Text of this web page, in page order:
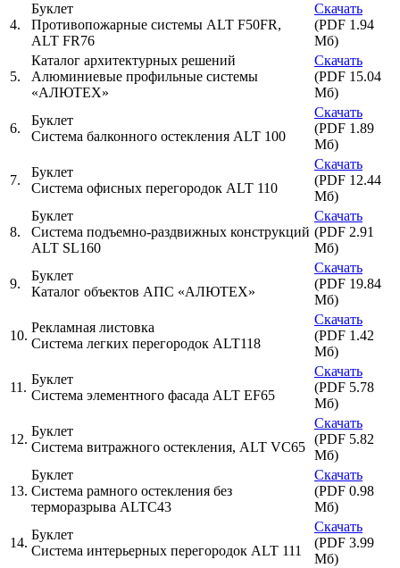
4.
Буклет
Противопожарные системы ALT F50FR,
ALT FR76
Скачать
(PDF 1.94
Мб)
5.
Каталог архитектурных решений
Алюминиевые профильные системы
«АЛЮТЕХ»
Скачать
(PDF 15.04
Мб)
6.
Буклет
Система балконного остекления ALT 100
Скачать
(PDF 1.89
Мб)
7.
Буклет
Система офисных перегородок ALT 110
Скачать
(PDF 12.44
Мб)
8.
Буклет
Система подъемно-раздвижных конструкций
ALT SL160
Скачать
(PDF 2.91
Мб)
9.
Буклет
Каталог объектов АПС «АЛЮТЕХ»
Скачать
(PDF 19.84
Мб)
10.
Рекламная листовка
Cистема легких перегородок ALT118
Скачать
(PDF 1.42
Мб)
11.
Буклет
Система элементного фасада ALT EF65
Скачать
(PDF 5.78
Мб)
12.
Буклет
Система витражного остекления, ALT VC65
Скачать
(PDF 5.82
Мб)
13.
Буклет
Система рамного остекления без
терморазрыва ALTC43
Скачать
(PDF 0.98
Мб)
14.
Буклет
Система интерьерных перегородок ALT 111
Скачать
(PDF 3.99
Мб)